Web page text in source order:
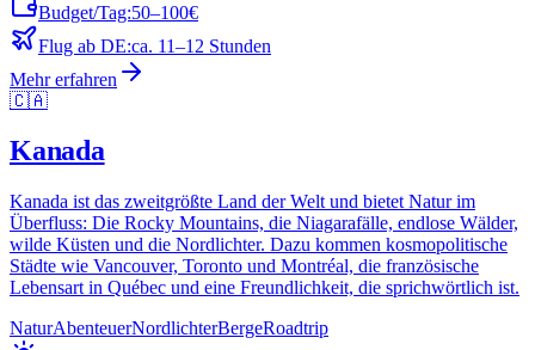
Budget/Tag:50–100€
Flug ab DE:ca. 11–12 Stunden
Mehr erfahren
🇨🇦
Kanada
Kanada ist das zweitgrößte Land der Welt und bietet Natur im
Überfluss: Die Rocky Mountains, die Niagarafälle, endlose Wälder,
wilde Küsten und die Nordlichter. Dazu kommen kosmopolitische
Städte wie Vancouver, Toronto und Montréal, die französische
Lebensart in Québec und eine Freundlichkeit, die sprichwörtlich ist.
NaturAbenteuerNordlichterBergeRoadtrip